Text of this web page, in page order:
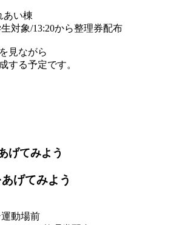
あい棟
対象/13:20から整理券配布
見ながら
する予定です。
げてみよう
げてみよう
動場前